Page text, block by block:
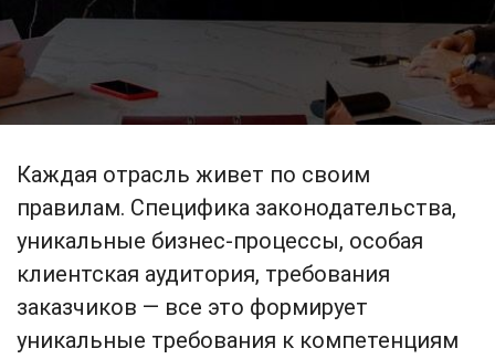
Каждая отрасль живет по своим
правилам. Специфика законодательства,
уникальные бизнес-процессы, особая
клиентская аудитория, требования
заказчиков — все это формирует
уникальные требования к компетенциям